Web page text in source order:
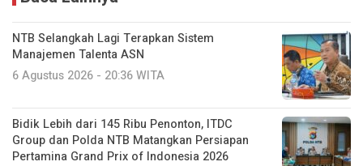
NTB Selangkah Lagi Terapkan Sistem
Manajemen Talenta ASN
6 Agustus 2026 - 20:36 WITA
Bidik Lebih dari 145 Ribu Penonton, ITDC
Group dan Polda NTB Matangkan Persiapan
Pertamina Grand Prix of Indonesia 2026